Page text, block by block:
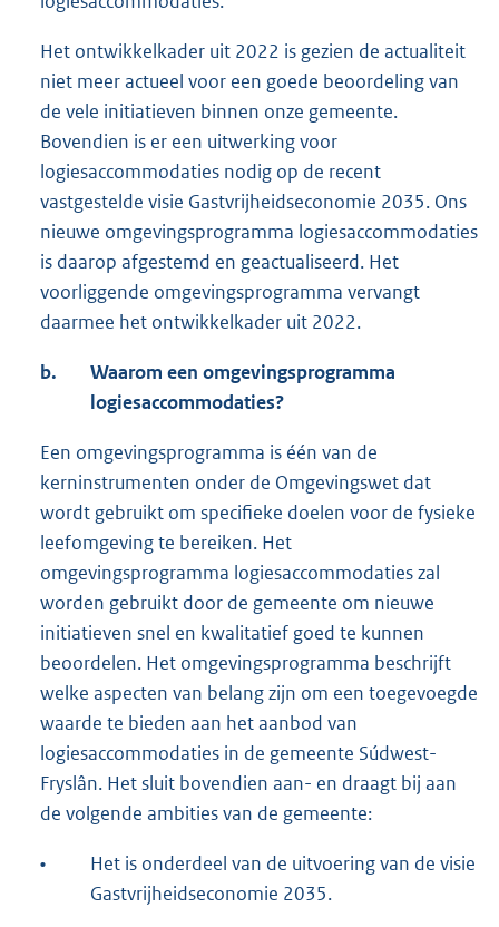
Het ontwikkelkader uit 2022 is gezien de actualiteit
niet meer actueel voor een goede beoordeling van
de vele initiatieven binnen onze gemeente.
Bovendien is er een uitwerking voor
logiesaccommodaties nodig op de recent
vastgestelde visie Gastvrijheidseconomie 2035. Ons
nieuwe omgevingsprogramma logiesaccommodaties
is daarop afgestemd en geactualiseerd. Het
voorliggende omgevingsprogramma vervangt
daarmee het ontwikkelkader uit 2022.
b.
Waarom een omgevingsprogramma
logiesaccommodaties?
Een omgevingsprogramma is één van de
kerninstrumenten onder de Omgevingswet dat
wordt gebruikt om specifieke doelen voor de fysieke
leefomgeving te bereiken. Het
omgevingsprogramma logiesaccommodaties zal
worden gebruikt door de gemeente om nieuwe
initiatieven snel en kwalitatief goed te kunnen
beoordelen. Het omgevingsprogramma beschrijft
welke aspecten van belang zijn om een toegevoegde
waarde te bieden aan het aanbod van
logiesaccommodaties in de gemeente Súdwest-
Fryslân. Het sluit bovendien aan- en draagt bij aan
de volgende ambities van de gemeente:
•
Het is onderdeel van de uitvoering van de visie
Gastvrijheidseconomie 2035.